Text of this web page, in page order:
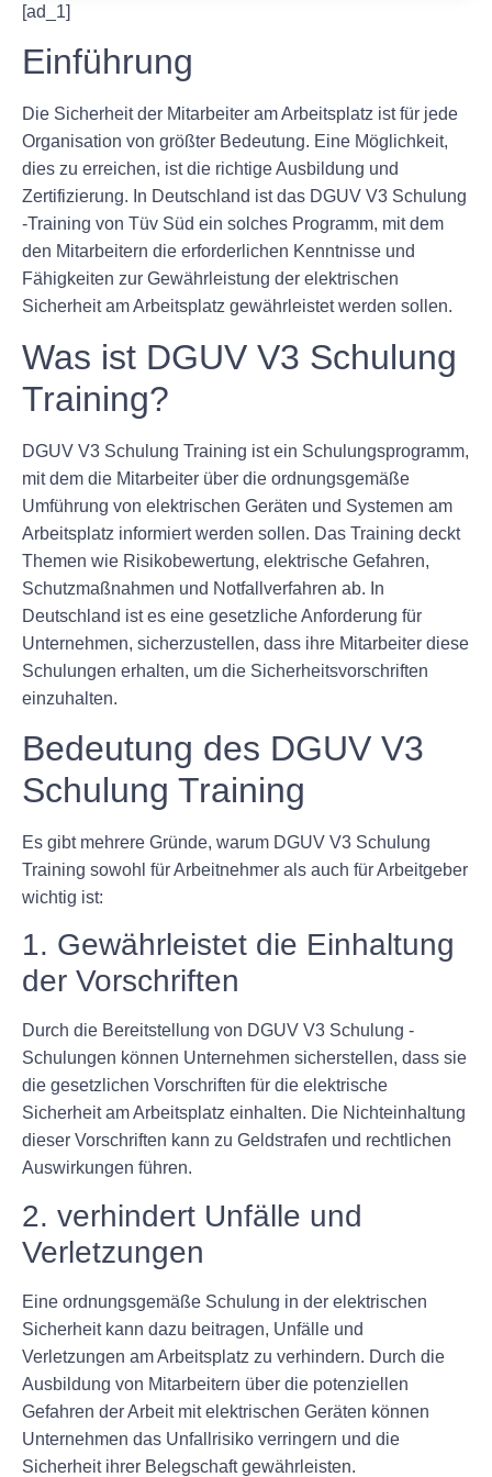
[ad_1]
Einführung
Die Sicherheit der Mitarbeiter am Arbeitsplatz ist für jede
Organisation von größter Bedeutung. Eine Möglichkeit,
dies zu erreichen, ist die richtige Ausbildung und
Zertifizierung. In Deutschland ist das DGUV V3 Schulung
-Training von Tüv Süd ein solches Programm, mit dem
den Mitarbeitern die erforderlichen Kenntnisse und
Fähigkeiten zur Gewährleistung der elektrischen
Sicherheit am Arbeitsplatz gewährleistet werden sollen.
Was ist DGUV V3 Schulung
Training?
DGUV V3 Schulung Training ist ein Schulungsprogramm,
mit dem die Mitarbeiter über die ordnungsgemäße
Umführung von elektrischen Geräten und Systemen am
Arbeitsplatz informiert werden sollen. Das Training deckt
Themen wie Risikobewertung, elektrische Gefahren,
Schutzmaßnahmen und Notfallverfahren ab. In
Deutschland ist es eine gesetzliche Anforderung für
Unternehmen, sicherzustellen, dass ihre Mitarbeiter diese
Schulungen erhalten, um die Sicherheitsvorschriften
einzuhalten.
Bedeutung des DGUV V3
Schulung Training
Es gibt mehrere Gründe, warum DGUV V3 Schulung
Training sowohl für Arbeitnehmer als auch für Arbeitgeber
wichtig ist:
1. Gewährleistet die Einhaltung
der Vorschriften
Durch die Bereitstellung von DGUV V3 Schulung -
Schulungen können Unternehmen sicherstellen, dass sie
die gesetzlichen Vorschriften für die elektrische
Sicherheit am Arbeitsplatz einhalten. Die Nichteinhaltung
dieser Vorschriften kann zu Geldstrafen und rechtlichen
Auswirkungen führen.
2. verhindert Unfälle und
Verletzungen
Eine ordnungsgemäße Schulung in der elektrischen
Sicherheit kann dazu beitragen, Unfälle und
Verletzungen am Arbeitsplatz zu verhindern. Durch die
Ausbildung von Mitarbeitern über die potenziellen
Gefahren der Arbeit mit elektrischen Geräten können
Unternehmen das Unfallrisiko verringern und die
Sicherheit ihrer Belegschaft gewährleisten.